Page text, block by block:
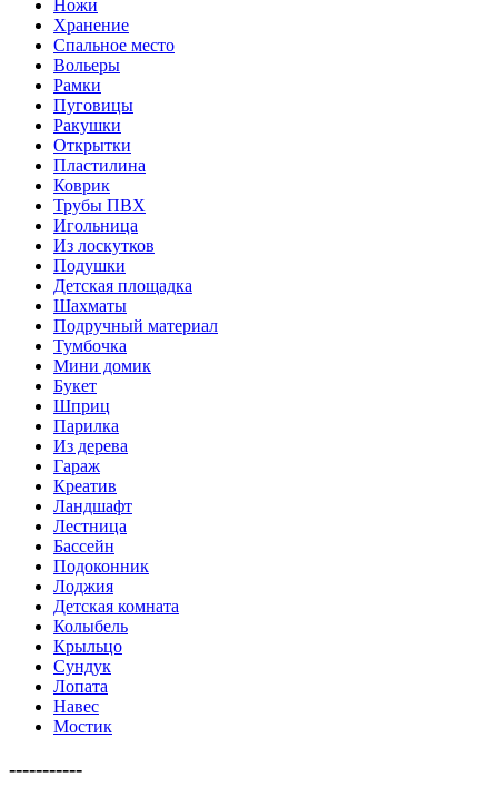
Ножи
Хранение
Спальное место
Вольеры
Рамки
Пуговицы
Ракушки
Открытки
Пластилина
Коврик
Трубы ПВХ
Игольница
Из лоскутков
Подушки
Детская площадка
Шахматы
Подручный материал
Тумбочка
Мини домик
Букет
Шприц
Парилка
Из дерева
Гараж
Креатив
Ландшафт
Лестница
Бассейн
Подоконник
Лоджия
Детская комната
Колыбель
Крыльцо
Сундук
Лопата
Навес
Мостик
-----------